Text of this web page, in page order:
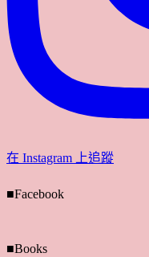
在 Instagram 上追蹤
■Facebook
■Books